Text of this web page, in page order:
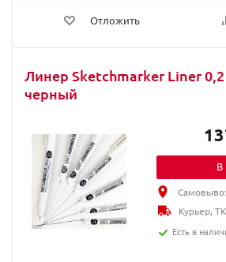
Отложить
Линер Sketchmarker Liner
черный
В
Курьер, ТК
Есть в